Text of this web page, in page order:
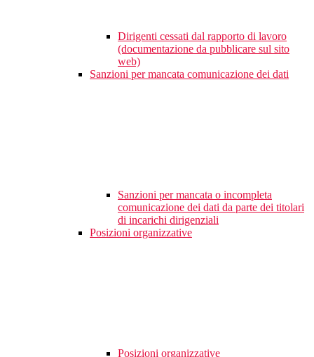
Dirigenti cessati dal rapporto di lavoro
(documentazione da pubblicare sul sito
web)
Sanzioni per mancata comunicazione dei dati
Sanzioni per mancata o incompleta
comunicazione dei dati da parte dei titolari
di incarichi dirigenziali
Posizioni organizzative
Posizioni organizzative